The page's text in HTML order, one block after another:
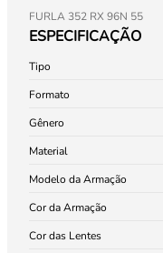
FURLA 352 RX 96N 55
ESPECIFICAÇÃO
Tipo
Formato
Gênero
Material
Modelo da Armação
Cor da Armação
Cor das Lentes